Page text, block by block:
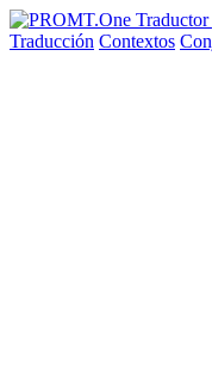
Traducción Contextos